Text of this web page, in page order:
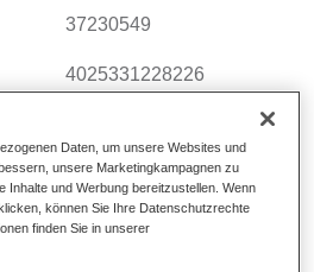
37230549
4025331228226
Daten, um unsere Websites und
unsere Marketingkampagnen zu
Inhalte und Werbung bereitzustellen. Wenn
können Sie Ihre Datenschutzrechte
finden Sie in unserer